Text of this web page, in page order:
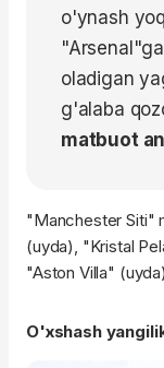
o'ynash
oladigan
g'alaba
matbuot
"Manchester Siti"
(uyda), "Kristal
"Aston Villa"
O'xshash